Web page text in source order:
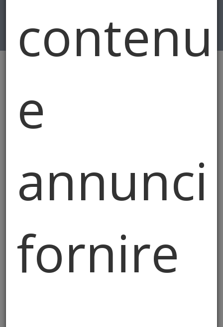
Sanare il passato,
progettare il futuro
e
annunci,
fornire